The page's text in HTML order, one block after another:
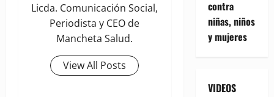
Licda. Comunicación Social,
Periodista y CEO de
Mancheta Salud.
View All Posts
contra
niñas, niños
y mujeres
VIDEOS